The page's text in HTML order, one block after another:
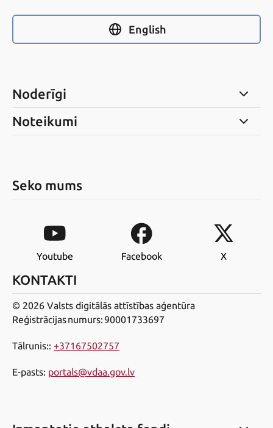
English
Noderīgi
Noteikumi
Seko mums
Youtube Facebook X
KONTAKTI
© 2026 Valsts digitālās attīstības aģentūra
Reģistrācijas numurs: 90001733697
Tālrunis:: +37167502757
E-pasts: portals@vdaa.gov.lv